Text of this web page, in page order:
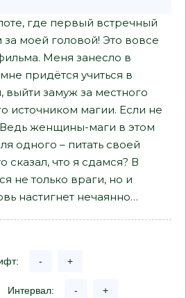
где первый встречный
за моей головой! Это вовсе
Меня занесло в
придётся учиться в
выйти замуж за местного
источником магии. Если не
Ведь женщины-маги в этом
одного – питать своей
сказал, что я сдамся? В
не только враги, но и
настигнет нечаянно…
- +
Интервал: - +